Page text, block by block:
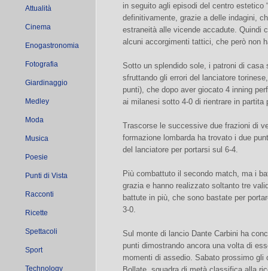
Attualità
Cinema
Enogastronomia
Fotografia
Giardinaggio
Medley
Moda
Musica
Poesie
Punti di Vista
Racconti
Ricette
Spettacoli
Sport
Technology
in seguito agli episodi del centro estetico
definitivamente, grazie a delle indagini,
estraneità alle vicende accadute. Quindi
alcuni accorgimenti tattici, che però non
Sotto un splendido sole, i patroni di
sfruttando gli errori del lanciatore
punti), che dopo aver giocato 4 inning
ai milanesi sotto 4-0 di rientrare in partita
Trascorse le successive due frazioni di
formazione lombarda ha trovato i due
del lanciatore per portarsi sul 6-4.
Più combattuto il secondo match, ma i
grazia e hanno realizzato soltanto tre
battute in più, che sono bastate per
3-0.
Sul monte di lancio Dante Carbini ha
punti dimostrando ancora una volta di
momenti di assedio. Sabato prossimo gli